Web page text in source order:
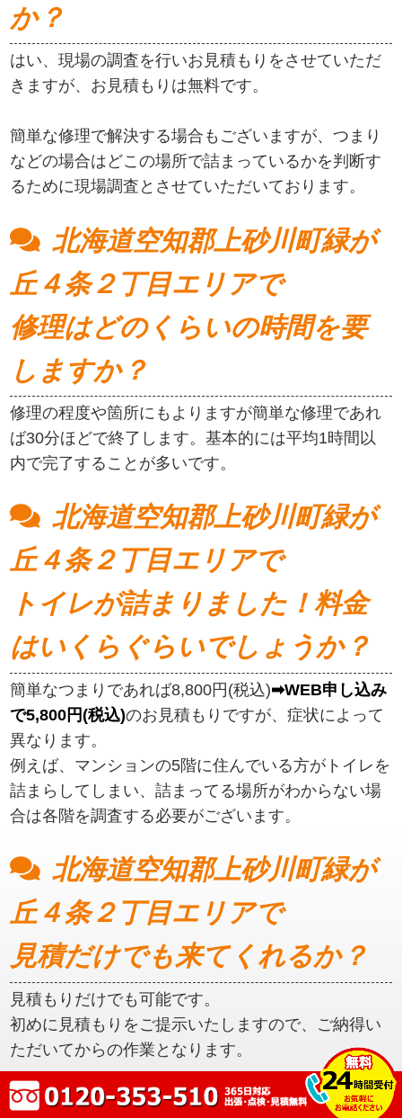
か？
はい、現場の調査を行いお見積もりをさせていただ
きますが、お見積もりは無料です。
簡単な修理で解決する場合もございますが、つまり
などの場合はどこの場所で詰まっているかを判断す
るために現場調査とさせていただいております。
北海道空知郡上砂川町緑が
丘４条２丁目エリアで
修理はどのくらいの時間を要
しますか？
修理の程度や箇所にもよりますが簡単な修理であれ
ば30分ほどで終了します。基本的には平均1時間以
内で完了することが多いです。
北海道空知郡上砂川町緑が
丘４条２丁目エリアで
トイレが詰まりました！料金
はいくらぐらいでしょうか？
簡単なつまりであれば8,800円(税込)➡WEB申し込み
で5,800円(税込)のお見積もりですが、症状によって
異なります。
例えば、マンションの5階に住んでいる方がトイレを
詰まらしてしまい、詰まってる場所がわからない場
合は各階を調査する必要がございます。
北海道空知郡上砂川町緑が
丘４条２丁目エリアで
見積だけでも来てくれるか？
見積もりだけでも可能です。
初めに見積もりをご提示いたしますので、ご納得い
ただいてからの作業となります。
北海道空知郡上砂川町緑が